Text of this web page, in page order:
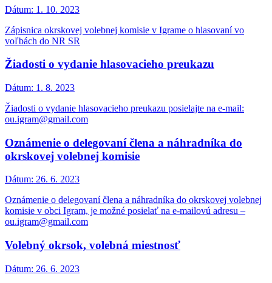
Dátum: 1. 10. 2023
Zápisnica okrskovej volebnej komisie v Igrame o hlasovaní vo
voľbách do NR SR
Žiadosti o vydanie hlasovacieho preukazu
Dátum: 1. 8. 2023
Žiadosti o vydanie hlasovacieho preukazu posielajte na e-mail:
ou.igram@gmail.com
Oznámenie o delegovaní člena a náhradníka do
okrskovej volebnej komisie
Dátum: 26. 6. 2023
Oznámenie o delegovaní člena a náhradníka do okrskovej volebnej
komisie v obci Igram, je možné posielať na e-mailovú adresu –
ou.igram@gmail.com
Volebný okrsok, volebná miestnosť
Dátum: 26. 6. 2023